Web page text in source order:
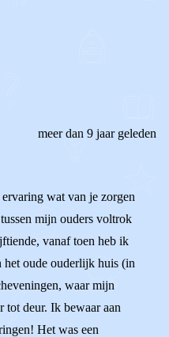
meer dan 9 jaar geleden
wat van je zorgen
mijn ouders voltrok
vanaf toen heb ik
het oude ouderlijk huis (in
waar mijn
tot deur. Ik bewaar aan
Het was een